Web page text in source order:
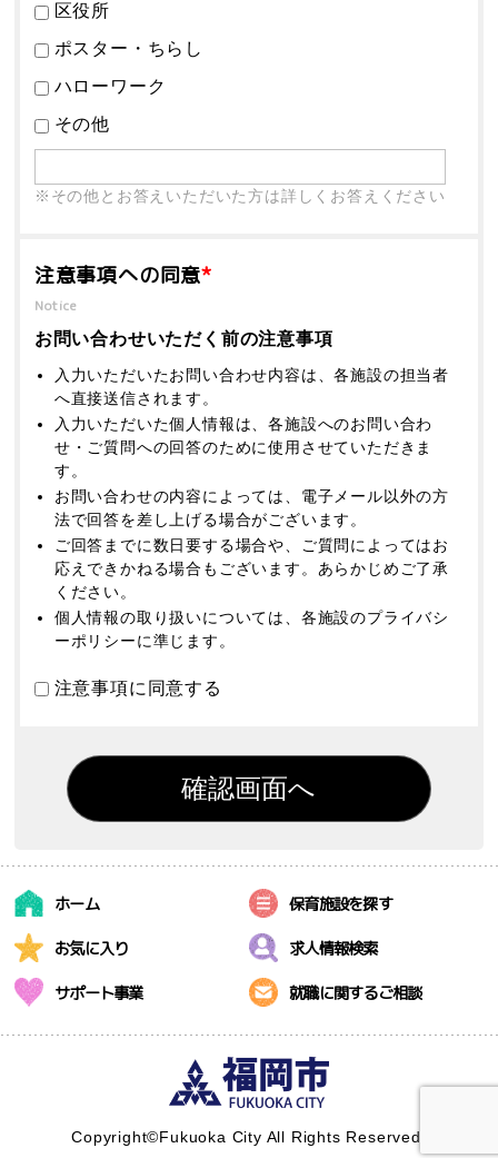
区役所
ポスター・ちらし
ハローワーク
その他
※その他とお答えいただいた方は詳しくお答えください
注意事項への同意*
Notice
お問い合わせいただく前の注意事項
入力いただいたお問い合わせ内容は、各施設の担当者
へ直接送信されます。
入力いただいた個人情報は、各施設へのお問い合わ
せ・ご質問への回答のために使用させていただきま
す。
お問い合わせの内容によっては、電子メール以外の方
法で回答を差し上げる場合がございます。
ご回答までに数日要する場合や、ご質問によってはお
応えできかねる場合もございます。あらかじめご了承
ください。
個人情報の取り扱いについては、各施設のプライバシ
ーポリシーに準じます。
注意事項に同意する
ホーム 保育施設を探す
お気に入り 求人情報検索
サポート事業 就職に関するご相談
Copyright©Fukuoka City All Rights Reserved.